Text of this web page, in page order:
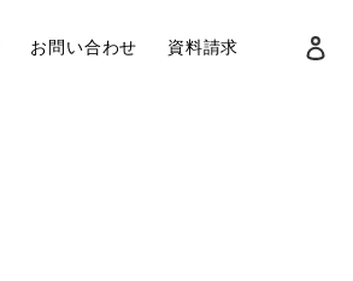
お問い合わせ 資料請求
検索